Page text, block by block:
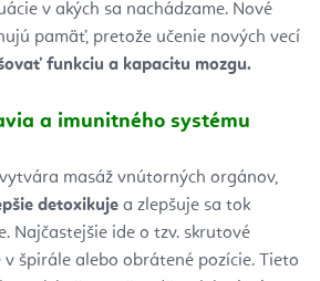
v akých sa nachádzame. Nové
pamäť, pretože učenie nových vecí
funkciu a kapacitu mozgu.
a imunitného systému
masáž vnútorných orgánov,
detoxikuje a zlepšuje sa tok
Najčastejšie ide o tzv. skrutové
v špirále alebo obrátené pozície. Tieto